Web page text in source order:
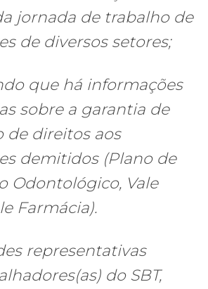
jornada de trabalho de
de diversos setores;
que há informações
sobre a garantia de
de direitos aos
demitidos (Plano de
Odontológico, Vale
Farmácia).
representativas
do SBT,